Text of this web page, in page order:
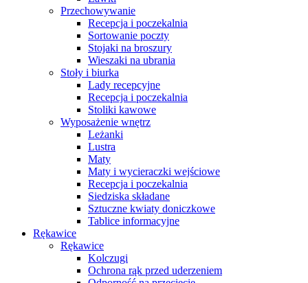
Przechowywanie
Recepcja i poczekalnia
Sortowanie poczty
Stojaki na broszury
Wieszaki na ubrania
Stoły i biurka
Lady recepcyjne
Recepcja i poczekalnia
Stoliki kawowe
Wyposażenie wnętrz
Leżanki
Lustra
Maty
Maty i wycieraczki wejściowe
Recepcja i poczekalnia
Siedziska składane
Sztuczne kwiaty doniczkowe
Tablice informacyjne
Rękawice
Rękawice
Kolczugi
Ochrona rąk przed uderzeniem